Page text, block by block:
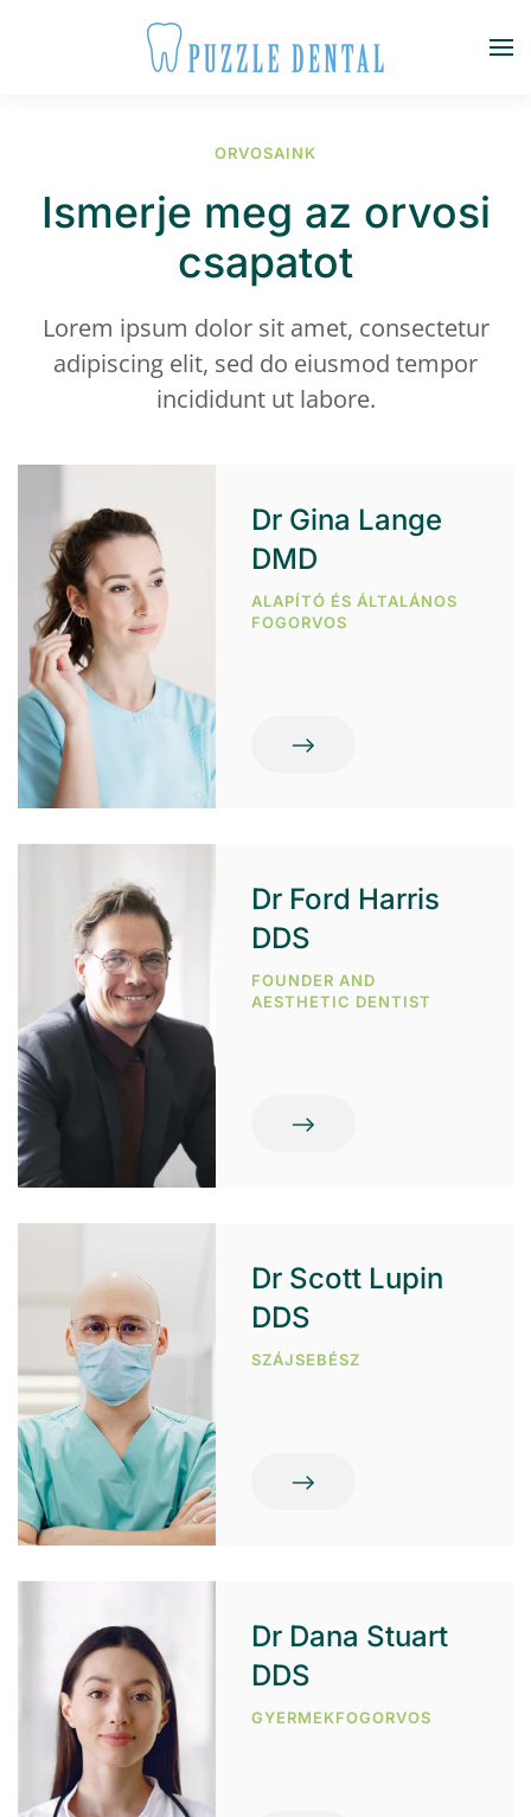
Fő tartalom átugrása
ORVOSAINK
Ismerje meg az orvosi
csapatot
Lorem ipsum dolor sit amet, consectetur
adipiscing elit, sed do eiusmod tempor
incididunt ut labore.
Dr Gina Lange
DMD
ALAPÍTÓ ÉS ÁLTALÁNOS
FOGORVOS
Dr Ford Harris
DDS
FOUNDER AND
AESTHETIC DENTIST
Dr Scott Lupin
DDS
SZÁJSEBÉSZ
Dr Dana Stuart
DDS
GYERMEKFOGORVOS